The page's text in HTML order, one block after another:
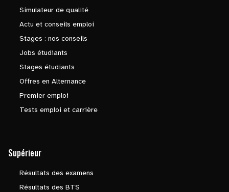
Simulateur de qualité
Actu et conseils emploi
Stages : nos conseils
Jobs étudiants
Stages étudiants
Offres en Alternance
Premier emploi
Tests emploi et carrière
Supérieur
Résultats des examens
Résultats des BTS